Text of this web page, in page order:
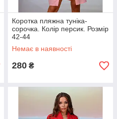
Коротка пляжна туніка-
сорочка. Колір персик. Розмір
42-44
Немає в наявності
280 ₴